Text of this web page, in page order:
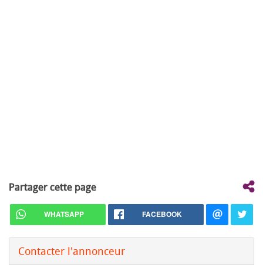
Partager cette page
WHATSAPP FACEBOOK
Contacter l'annonceur